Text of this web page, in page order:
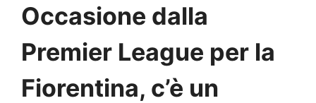
Occasione dalla
Premier League per la
Fiorentina, c’è un